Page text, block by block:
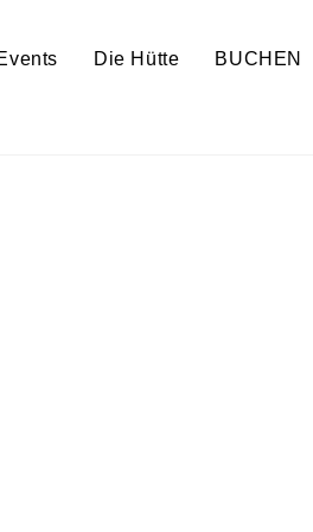
Die Hütte BUCHEN